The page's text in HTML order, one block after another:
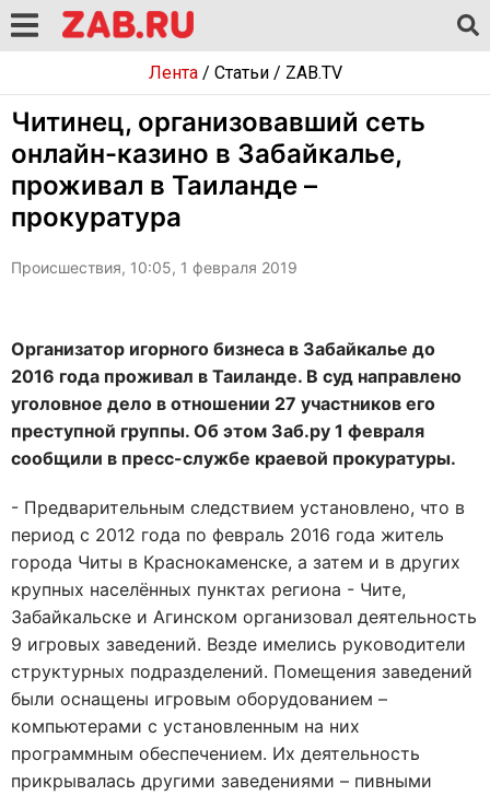
Лента/ Статьи/ ZAB.TV
Читинец, организовавший сеть
онлайн-казино в Забайкалье,
проживал в Таиланде –
прокуратура
Происшествия, 10:05, 1 февраля 2019
Организатор игорного бизнеса в Забайкалье до
2016 года проживал в Таиланде. В суд направлено
уголовное дело в отношении 27 участников его
преступной группы. Об этом Заб.ру 1 февраля
сообщили в пресс-службе краевой прокуратуры.
- Предварительным следствием установлено, что в
период с 2012 года по февраль 2016 года житель
города Читы в Краснокаменске, а затем и в других
крупных населённых пунктах региона - Чите,
Забайкальске и Агинском организовал деятельность
9 игровых заведений. Везде имелись руководители
структурных подразделений. Помещения заведений
были оснащены игровым оборудованием –
компьютерами с установленным на них
программным обеспечением. Их деятельность
прикрывалась другими заведениями – пивными